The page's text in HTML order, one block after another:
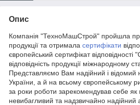
Опис
Компанія "ТехноМашСтрой" пройшла
продукції та отримала сертифікати
європейський сертифікат відповідності
відповідність продукції міжнародному
Представляємо Вам надійний і відомий
України, а й на всьому європейському
за роки роботи зарекомендував себе як
невибагливий та надзвичайно надійний